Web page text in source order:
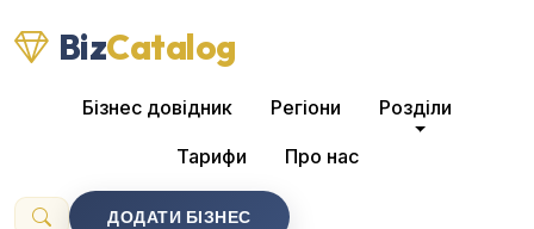
BizCatalog
Бізнес довідник Регіони Розділи
Тарифи Про нас
ДОДАТИ БІЗНЕС